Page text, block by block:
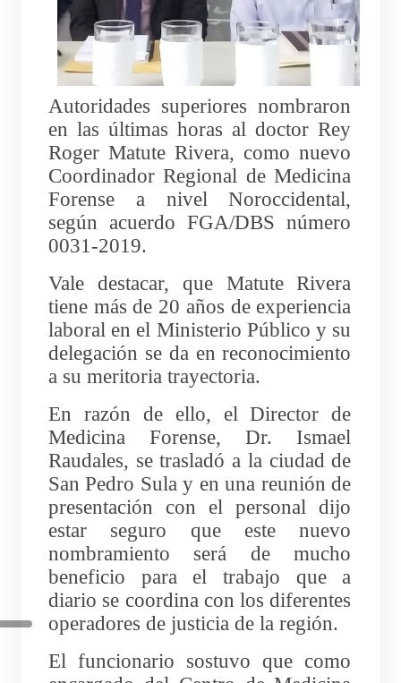
Autoridades superiores nombraron
en las últimas horas al doctor Rey
Roger Matute Rivera, como nuevo
Coordinador Regional de Medicina
Forense a nivel Noroccidental,
según acuerdo FGA/DBS número
0031-2019.
Vale destacar, que Matute Rivera
tiene más de 20 años de experiencia
laboral en el Ministerio Público y su
delegación se da en reconocimiento
a su meritoria trayectoria.
En razón de ello, el Director de
Medicina Forense, Dr. Ismael
Raudales, se trasladó a la ciudad de
San Pedro Sula y en una reunión de
presentación con el personal dijo
estar seguro que este nuevo
nombramiento será de mucho
beneficio para el trabajo que a
diario se coordina con los diferentes
operadores de justicia de la región.
El funcionario sostuvo que como